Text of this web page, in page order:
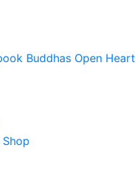
Buddhas Open Heart